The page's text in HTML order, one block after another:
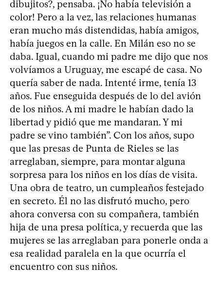
dibujitos?, pensaba. ¡No había televisión a
color! Pero a la vez, las relaciones humanas
eran mucho más distendidas, había amigos,
había juegos en la calle. En Milán eso no se
daba. Igual, cuando mi padre me dijo que nos
volvíamos a Uruguay, me escapé de casa. No
quería saber de nada. Intenté irme, tenía 13
años. Fue enseguida después de lo del avión
de los niños. A mi madre le habían dado la
libertad y pidió que me mandaran. Y mi
padre se vino también”. Con los años, supo
que las presas de Punta de Rieles se las
arreglaban, siempre, para montar alguna
sorpresa para los niños en los días de visita.
Una obra de teatro, un cumpleaños festejado
en secreto. Él no las disfrutó mucho, pero
ahora conversa con su compañera, también
hija de una presa política, y recuerda que las
mujeres se las arreglaban para ponerle onda a
esa realidad paralela en la que ocurría el
encuentro con sus niños.